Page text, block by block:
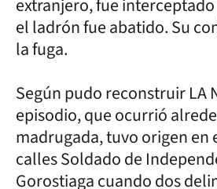
extranjero, fue
el ladrón fue abatido. Su
la fuga.
Según pudo reconstruir LA
episodio, que ocurrió
madrugada, tuvo origen en
calles Soldado de
Gorostiaga cuando dos